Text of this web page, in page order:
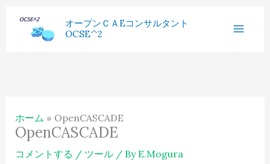
オープンＣＡEコンサルタント
OCSE^2
ホーム OpenCASCADE
OpenCASCADE
コメントする / ツール/ By E.Mogura
過